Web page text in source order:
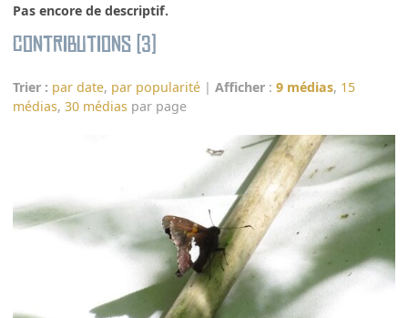
Pas encore de descriptif.
Contributions (3)
Trier : par date, par popularité |Afficher :9 médias, 15
médias,30 médias par page